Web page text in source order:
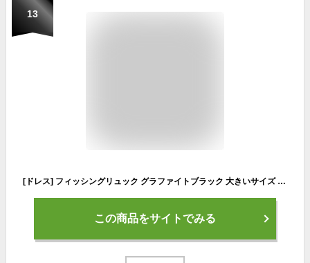
13
[ドレス] フィッシングリュック グラファイトブラック 大きいサイズ 防災 災害 拡張性 防水 釣り タックルバッグ ロッドホルダー バッグパック メンズ 大容量 釣りバッグ グラファイトブラック
この商品をサイトでみる